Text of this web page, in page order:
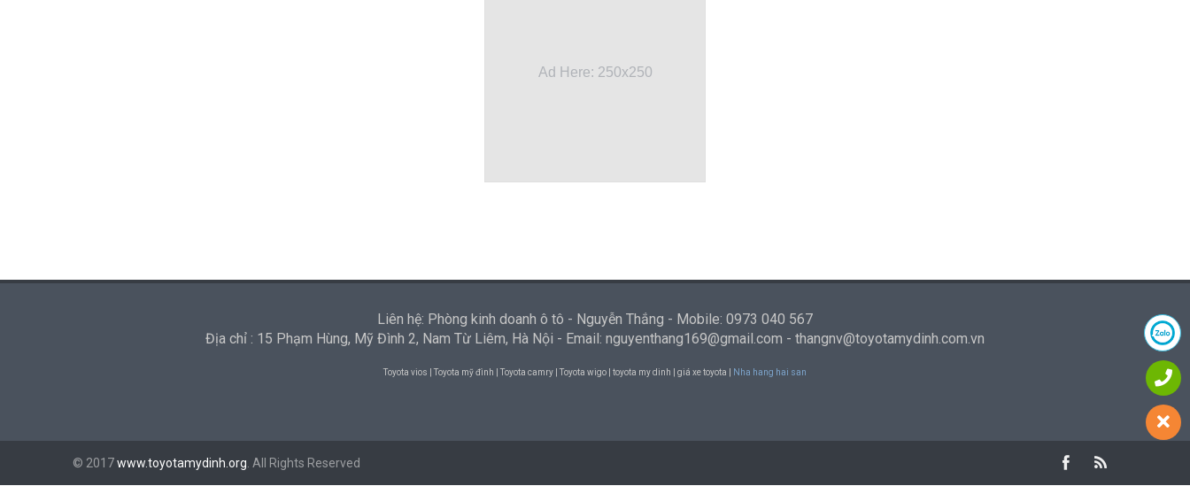
Ad Here: 250x250
Liên hệ: Phòng kinh doanh ô tô - Nguyễn Thắng - Mobile: 0973 040 567
Địa chỉ : 15 Phạm Hùng, Mỹ Đình 2, Nam Từ Liêm, Hà Nội - Email: nguyenthang169@gmail.com - thangnv@toyotamydinh.com.vn
Toyota vios | Toyota mỹ đình | Toyota camry | Toyota wigo | toyota my dinh | giá xe toyota | Nha hang hai san
© 2017www.toyotamydinh.org . All Rights Reserved